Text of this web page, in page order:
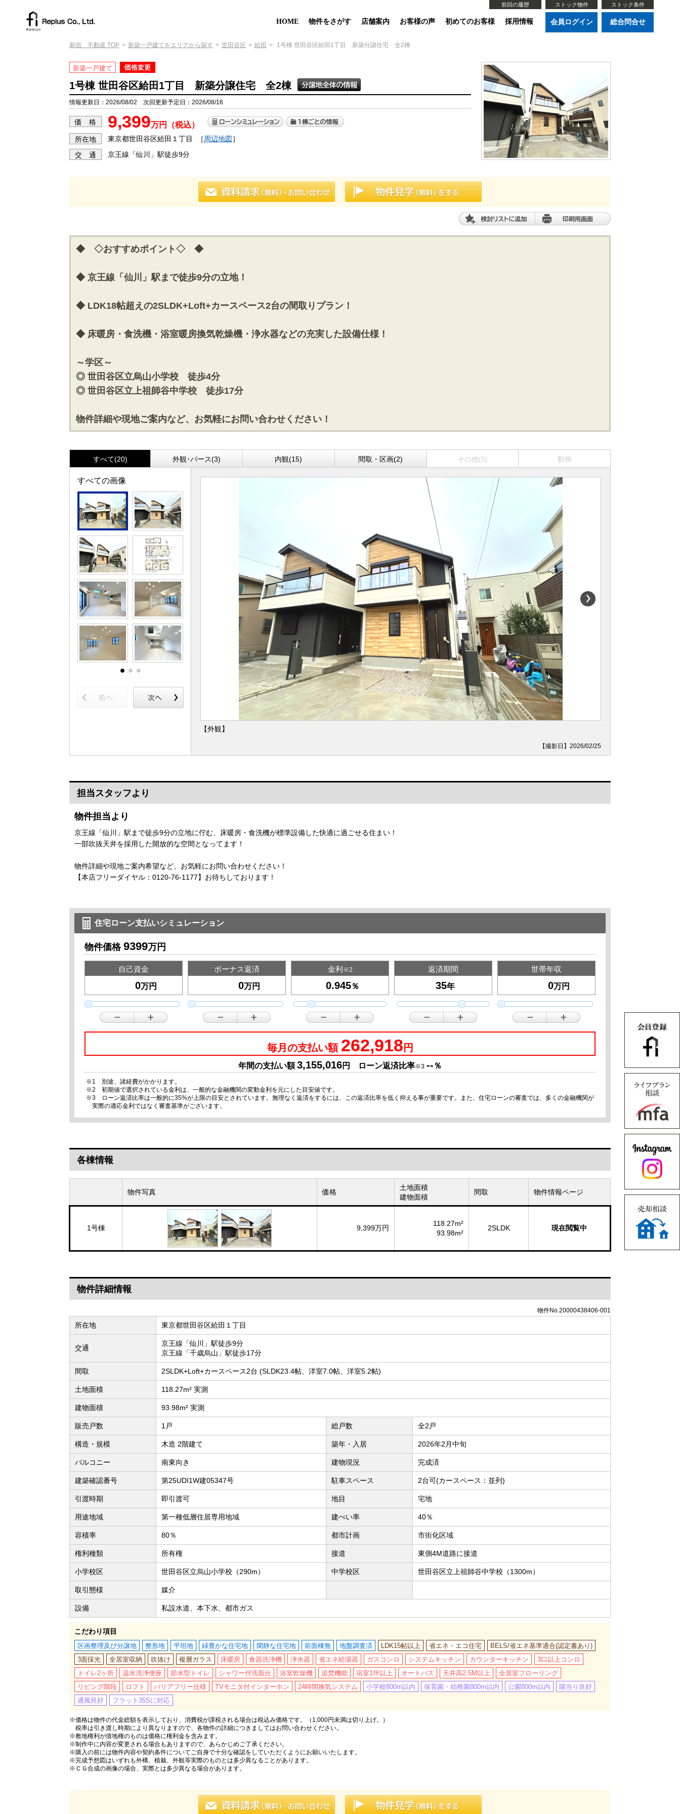
前回の履歴 ストック物件 ストック条件
会員ログイン 総合問合せ
HOME 物件をさがす 店舗案内 お客様の声 初めてのお客様 採用情報
新宿 不動産 TOP 新築一戸建てをエリアから探す 世田谷区 給田 1号棟 世田谷区給田1丁目 新築分譲住宅 全2棟
新築一戸建て
1号棟 世田谷区給田1丁目 新築分譲住宅 全2棟
情報更新日：2026/08/02 次回更新予定日：2026/08/16
価 格 9,399万円（税込）
所在地 東京都世田谷区給田１丁目 ［ 周辺地図］
交 通 京王線「仙川」駅徒歩9分
◆ ◇おすすめポイント◇ ◆
◆ 京王線「仙川」駅まで徒歩9分の立地！
◆ LDK18帖超えの2SLDK+Loft+カースペース2台の間取りプラン！
◆ 床暖房・食洗機・浴室暖房換気乾燥機・浄水器などの充実した設備仕様！
～学区～
◎ 世田谷区立烏山小学校 徒歩4分
◎ 世田谷区立上祖師谷中学校 徒歩17分
物件詳細や現地ご案内など、お気軽にお問い合わせください！
すべて(20) 外観･パース(3) 内観(15) 間取・区画(2) その他(0) 動画
すべての画像
【外観】
【撮影日】2026/02/25
担当スタッフより
物件担当より
京王線「仙川」駅まで徒歩9分の立地に佇む、床暖房・食洗機が標準設備した快適に過ごせる住まい！
一部吹抜天井を採用した開放的な空間となってます！
物件詳細や現地ご案内希望など、お気軽にお問い合わせください！
【本店フリーダイヤル：0120-76-1177】お待ちしております！
住宅ローン支払いシミュレーション
物件価格 9399万円
自己資金
万円
ボーナス返済
万円
金利 ※2
％
返済期間
年
世帯年収
万円
毎月の支払い額 262,918 円
年間の支払い額3,155,016円 ローン返済比率※3 -- ％
※1 別途、諸経費がかかります。
※2 初期値で選択されている金利は、一般的な金融機関の変動金利を元にした目安値です。
※3 ローン返済比率は一般的に35%が上限の目安とされています。無理なく返済をするには、この返済比率を低く抑える事が重要です。また、住宅ローンの審査では、多くの金融機関が
実際の適応金利ではなく審査基準がございます。
各棟情報
物件写真 価格
土地面積
建物面積
間取 物件情報ページ
1号棟 9,399万円
118.27m²
93.98m²
2SLDK 現在閲覧中
物件詳細情報
物件No.20000438406-001
所在地 東京都世田谷区給田１丁目
交通
京王線「仙川」駅徒歩9分
京王線「千歳烏山」駅徒歩17分
間取 2SLDK+Loft+カースペース2台 (SLDK23.4帖、洋室7.0帖、洋室5.2帖)
土地面積 118.27m² 実測
建物面積 93.98m² 実測
販売戸数 1戸 総戸数 全2戸
構造・規模 木造 2階建て 築年・入居 2026年2月中旬
バルコニー 南東向き 建物現況 完成済
建築確認番号 第25UDI1W建05347号 駐車スペース 2台可(カースペース：並列)
引渡時期 即引渡可 地目 宅地
用途地域 第一種低層住居専用地域 建ぺい率 40％
容積率 80％ 都市計画 市街化区域
権利種類 所有権 接道 東側4M道路に接道
小学校区 世田谷区立烏山小学校（290m） 中学校区 世田谷区立上祖師谷中学校（1300m）
取引態様 媒介
設備 私設水道、本下水、都市ガス
こだわり項目
区画整理及び分譲地 整形地 平坦地 緑豊かな住宅地 閑静な住宅地 前面棟無 地盤調査済 LDK15帖以上 省エネ・エコ住宅
BELS/省エネ基準適合(認定書あり)
3面採光
全居室収納 吹抜け 複層ガラス 床暖房 食器洗浄機 浄水器 省エネ給湯器 ガスコンロ システムキッチン カウンターキッチン
3口以上コンロ
トイレ2ヶ所
温水洗浄便座 節水型トイレ シャワー付洗面台 浴室乾燥機 追焚機能 浴室1坪以上 オートバス 天井高2.5M以上
全居室フローリング
リビング階段
ロフト バリアフリー仕様 TVモニタ付インターホン 24時間換気システム 小学校800m以内 保育園・幼稚園800m以内 公園800m以内
陽当り良好
通風良好
フラット35Sに対応
※価格は物件の代金総額を表示しており、消費税が課税される場合は税込み価格です。（1,000円未満は切り上げ。）
税率は引き渡し時期により異なりますので、各物件の詳細につきましてはお問い合わせください。
※敷地権利が借地権のものは価格に権利金を含みます。
※制作中に内容が変更される場合もありますので、あらかじめご了承ください。
※購入の前には物件内容や契約条件についてご自身で十分な確認をしていただくようにお願いいたします。
※完成予想図はいずれも外構、植栽、外観等実際のものとは多少異なることがあります。
※ＣＧ合成の画像の場合、実際とは多少異なる場合があります。